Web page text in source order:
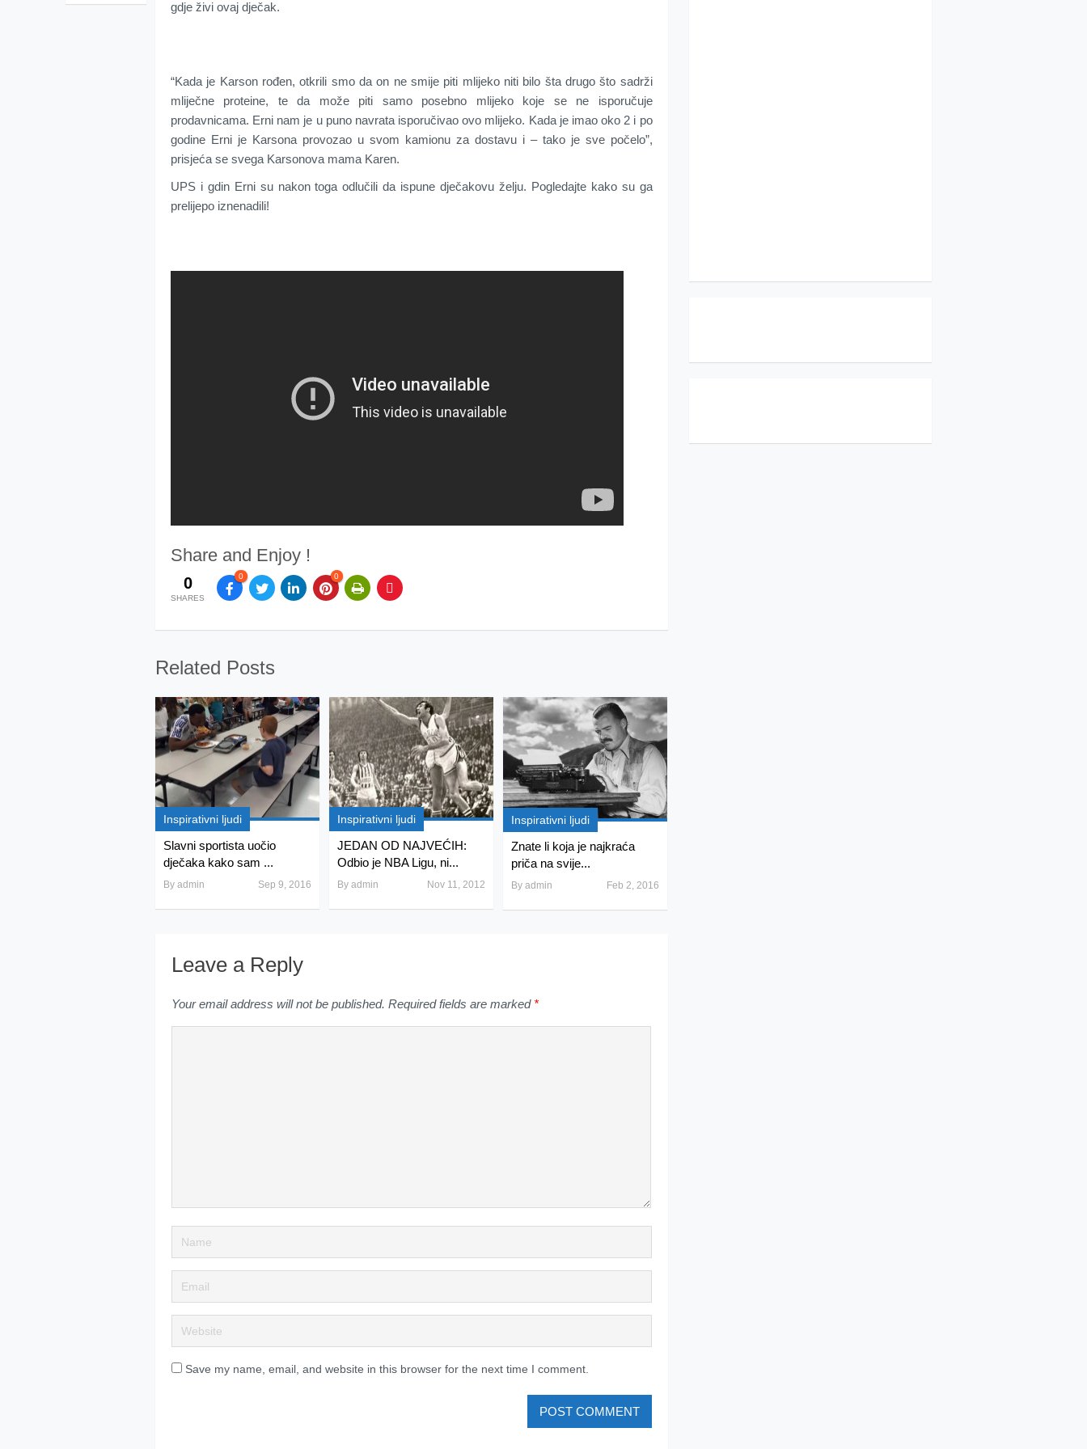
gdje živi ovaj dječak.
“Kada je Karson rođen, otkrili smo da on ne smije piti mlijeko niti bilo šta drugo što sadrži
mliječne proteine, te da može piti samo posebno mlijeko koje se ne isporučuje
prodavnicama. Erni nam je u puno navrata isporučivao ovo mlijeko. Kada je imao oko 2 i po
godine Erni je Karsona provozao u svom kamionu za dostavu i – tako je sve počelo”,
prisjeća se svega Karsonova mama Karen.
UPS i gdin Erni su nakon toga odlučili da ispune dječakovu želju. Pogledajte kako su ga
prelijepo iznenadili!
Share and Enjoy !
0
SHARES
0 0
Related Posts
Inspirativni ljudi
Slavni sportista uočio
dječaka kako sam ...
By admin Sep 9, 2016
Inspirativni ljudi
JEDAN OD NAJVEĆIH:
Odbio je NBA Ligu, ni...
By admin Nov 11, 2012
Inspirativni ljudi
Znate li koja je najkraća
priča na svije...
By admin Feb 2, 2016
Leave a Reply
Your email address will not be published. Required fields are marked *
Save my name, email, and website in this browser for the next time I comment.